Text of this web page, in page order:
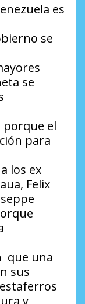
es
se
se
porque el
para
los ex
Felix
que una
sus
y